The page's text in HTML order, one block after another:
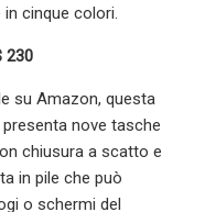
cinque colori.
230
su Amazon, questa
nove tasche
chiusura a scatto e
in pile che può
o schermi del